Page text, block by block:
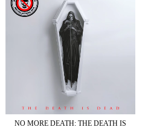
NO MORE DEATH: THE DEATH IS